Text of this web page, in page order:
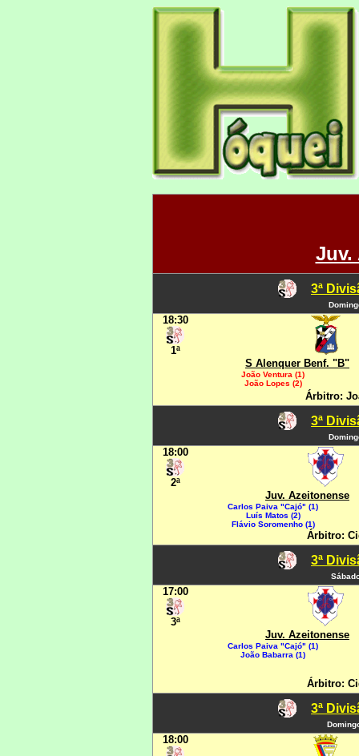
Juv.
3ª
18:30
1ª
S Alenquer Benf. "B"
João Ventura (1)
João Lopes (2)
Árbitro:
3ª
18:00
2ª
Juv. Azeitonense
Carlos Paiva "Cajó" (1)
Luís Matos (2)
Flávio Soromenho (1)
Árbitro:
3ª
17:00
3ª
Juv. Azeitonense
Carlos Paiva "Cajó" (1)
João Babarra (1)
Árbitro:
3ª
18:00